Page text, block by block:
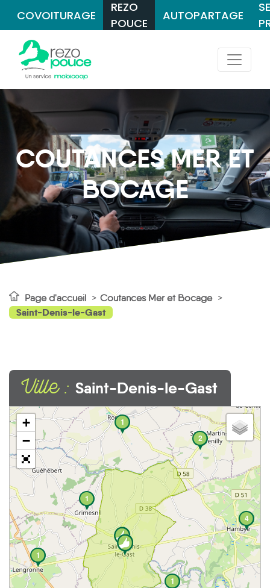
COVOITURAGE
REZO
POUCE
AUTOPARTAGE
COUTANCES MER ET
BOCAGE
Page d'accueil Coutances Mer et Bocage
Saint-Denis-le-Gast
Ville : Saint-Denis-le-Gast
1
1
4
1
1
1
2
+
−